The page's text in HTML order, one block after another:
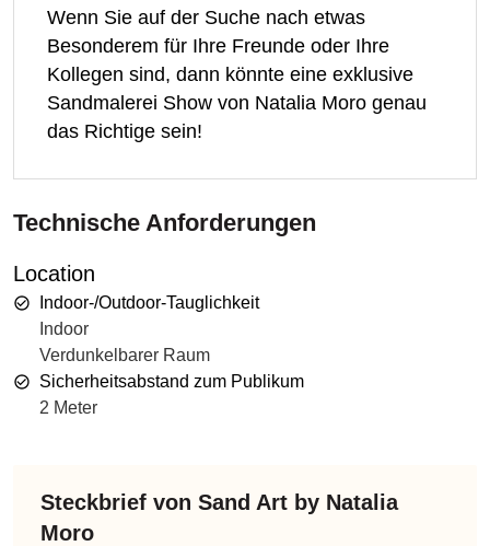
Wenn Sie auf der Suche nach etwas
Besonderem für Ihre Freunde oder Ihre
Kollegen sind, dann könnte eine exklusive
Sandmalerei Show von Natalia Moro genau
das Richtige sein!
Technische Anforderungen
Location
Indoor-/Outdoor-Tauglichkeit
Indoor
Verdunkelbarer Raum
Sicherheitsabstand zum Publikum
2 Meter
Steckbrief von Sand Art by Natalia
Moro